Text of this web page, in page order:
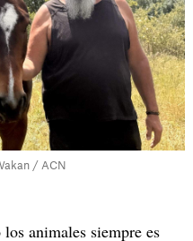
/ ACN
animales siempre es